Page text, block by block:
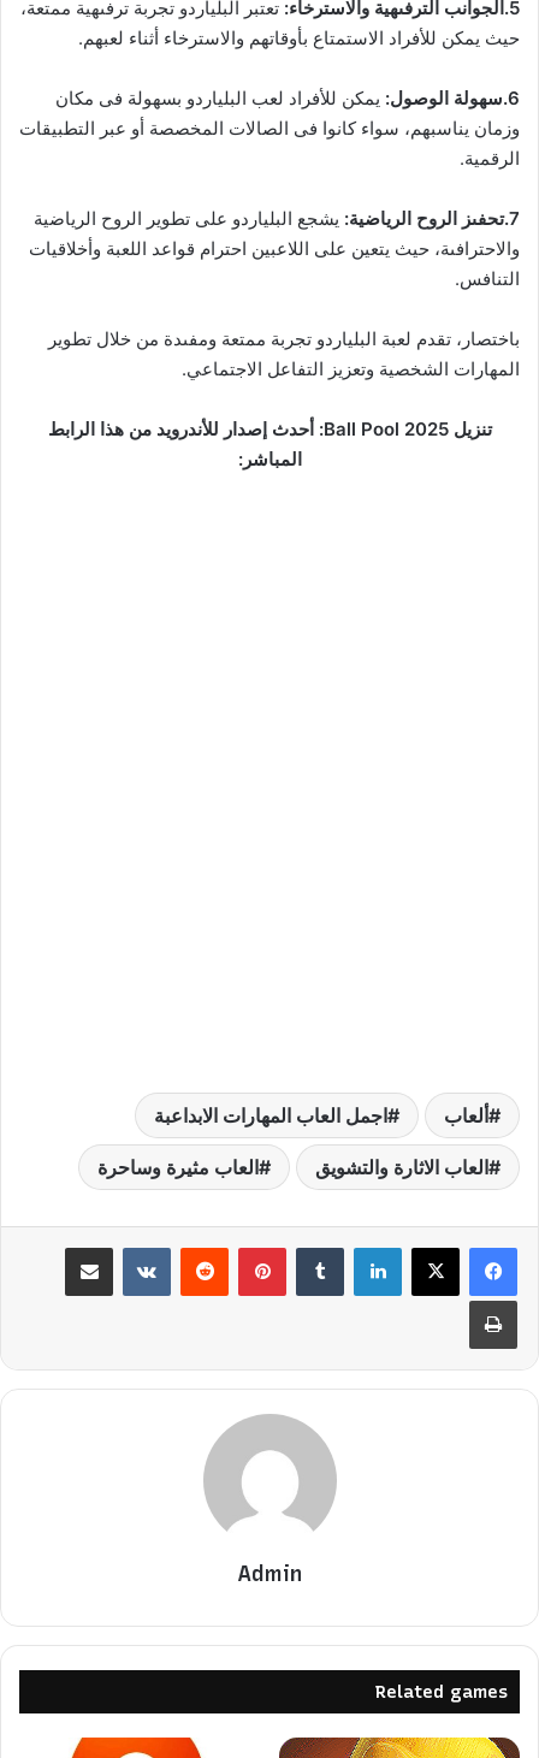
5.الجوانب الترفىهية والاسترخاء:
تعتبر البلياردو تجربة ترفىهية ممتعة،
حيث يمكن للأفراد الاستمتاع بأوقاتهم والاسترخاء أثناء لعبهم.
6.سهولة الوصول:
يمكن للأفراد لعب البلياردو بسهولة فى مكان
وزمان يناسبهم، سواء كانوا فى الصالات المخصصة أو عبر التطبيقات
الرقمية.
7.تحفىز الروح الرياضية:
يشجع البلياردو على تطوير الروح الرياضية
والاحترافىة، حيث يتعين على اللاعبين احترام قواعد اللعبة وأخلاقيات
التنافس.
باختصار، تقدم لعبة البلياردو تجربة ممتعة ومفىدة من خلال تطوير
المهارات الشخصية وتعزيز التفاعل الاجتماعي.
تنزيل Ball Pool 2025: أحدث إصدار للأندرويد من هذا الرابط
المباشر:
ألعاب اجمل العاب المهارات الابداعبة
العاب الاثارة والتشويق العاب مثيرة وساحرة
لينكدإن بينتيريست مشاركة عبر البريد
طباعة
Admin
Related games